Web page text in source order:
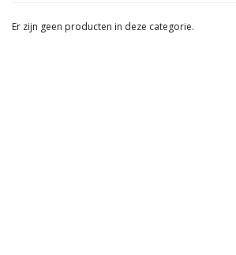
Er zijn geen producten in deze categorie.